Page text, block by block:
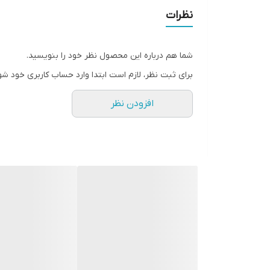
نظرات
شما هم درباره این محصول نظر خود را بنویسید.
برای ثبت نظر، لازم است ابتدا وارد حساب کاربری خود
افزودن نظر